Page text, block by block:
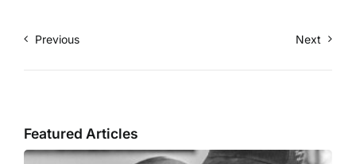
Previous Next
Featured Articles